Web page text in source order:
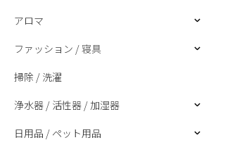
アロマ
ファッション / 寝具
掃除 / 洗濯
浄水器 / 活性器 / 加湿器
日用品 / ペット用品